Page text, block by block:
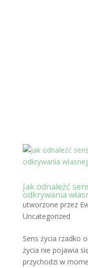
Jak odnaleźć
odkrywania
utworzone przez
Uncategorized
Sens życia rzadko
życia nie pojawia
przychodzi w